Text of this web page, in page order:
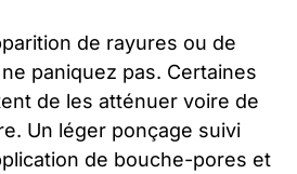
de rayures ou de
paniquez pas. Certaines
de les atténuer voire de
Un léger ponçage suivi
de bouche-pores et